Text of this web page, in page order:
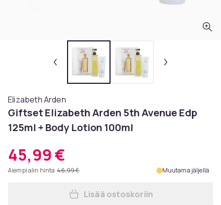
Elizabeth Arden
Giftset Elizabeth Arden 5th Avenue Edp
125ml + Body Lotion 100ml
45,99 €
Aiempi alin hinta 46,99 € Muutama jäljellä
Lisää Giftset Elizabeth
Lisää ostoskoriin